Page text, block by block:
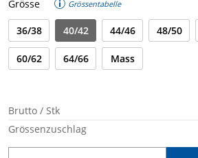
Grösse Grössentabelle
36/38 40/42 44/46 48/50
60/62 64/66 Mass
Brutto / Stk
Grössenzuschlag